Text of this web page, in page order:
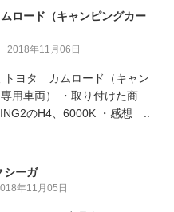
ロード（キャンピングカー
2018年11月06日
トヨタ カムロード（キャン
用車両） ・取り付けた商
のH4、6000K ・感想 ..
シーガ
年11月05日